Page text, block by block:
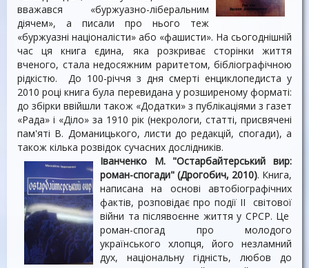
вважався «буржуазно-ліберальним
діячем», а писали про нього теж
«буржуазні націоналісти» або «фашисти». На сьогоднішній
час ця книга єдина, яка розкриває сторінки життя
вченого, стала недосяжним раритетом, бібліографічною
рідкістю. До 100-річчя з дня смерті енциклопедиста у
2010 році книга була перевидана у розширеному форматі:
до збірки ввійшли також «Додатки» з публікаціями з газет
«Рада» і «Діло» за 1910 рік (некрологи, статті, присвячені
пам'яті В. Доманицького, листи до редакцій, спогади), а
також кілька розвідок сучасних дослідників.
Іванченко М. "Остарбайтерський вир:
роман-спогади" (Дрогобич, 2010). Книга,
написана на основі автобіографічних
фактів, розповідає про події II світової
війни та післявоєнне життя у СРСР. Це
роман-спогад про молодого
українського хлопця, його незламний
дух, національну гідність, любов до